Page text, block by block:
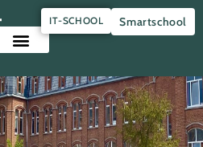
IT-SCHOOL Smartschool